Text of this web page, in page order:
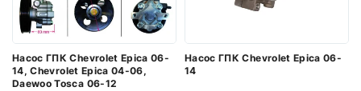
Насос ГПК Chevrolet Epica 06-
14, Chevrolet Epica 04-06,
Daewoo Tosca 06-12
Насос ГПК Chevrolet Epica 06-
14